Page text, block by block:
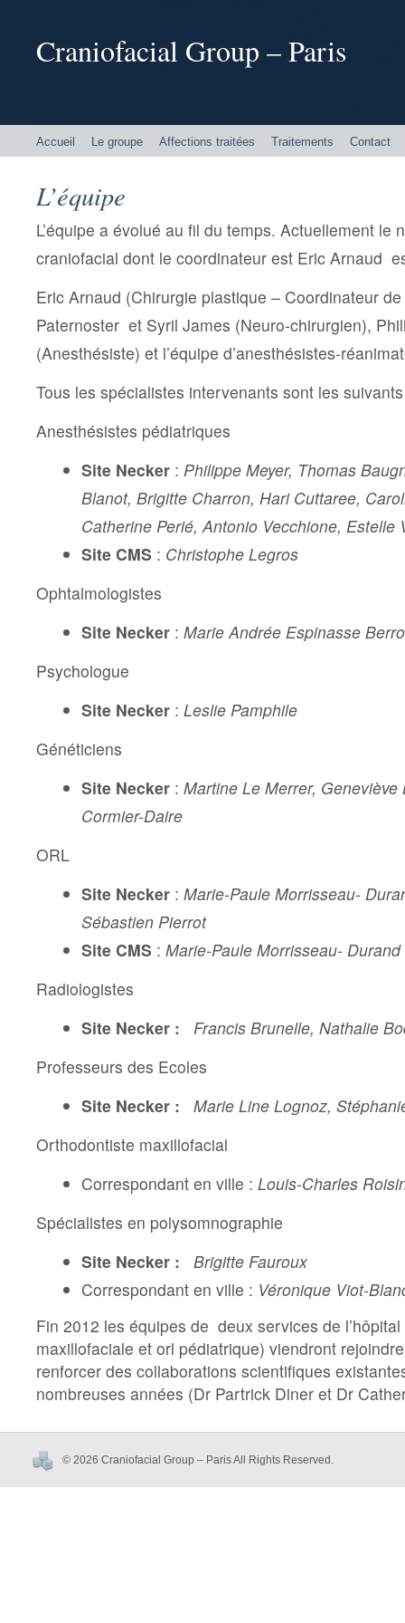
Craniofacial Group – Paris
Accueil Le groupe Affections traitées Traitements Contact
L’équipe
L’équipe a évolué au fil du temps. Actuellement le
craniofacial dont le coordinateur est Eric Arnaud
Eric Arnaud (Chirurgie plastique – Coordinateur
Paternoster et Syril James (Neuro-chirurgien),
(Anesthésiste) et l’équipe d’anesthésistes-
Tous les spécialistes intervenants sont les
Anesthésistes pédiatriques
Site Necker: Philippe Meyer, Thomas
Blanot, Brigitte Charron, Hari Cuttaree,
Catherine Perié, Antonio Vecchione, Estelle
Site CMS : Christophe Legros
Ophtalmologistes
Site Necker: Marie Andrée Espinasse
Psychologue
Site Necker: Leslie Pamphile
Généticiens
Site Necker: Martine Le Merrer, Geneviève
Cormier-Daire
ORL
Site Necker: Marie-Paule Morrisseau-
Sébastien Pierrot
Site CMS : Marie-Paule Morrisseau- Durand
Radiologistes
Site Necker :
Francis Brunelle, Nathalie
Professeurs des Ecoles
Site Necker :
Marie Line Lognoz,
Orthodontiste maxillofacial
Correspondant en ville : Louis-Charles
Spécialistes en polysomnographie
Site Necker :
Brigitte Fauroux
Correspondant en ville : Véronique Viot-
Fin 2012 les équipes de deux services de
maxillofaciale et orl pédiatrique) viendront
renforcer des collaborations scientifiques
nombreuses années (Dr Partrick Diner et Dr
© 2026 Craniofacial Group – Paris All Rights Reserved.